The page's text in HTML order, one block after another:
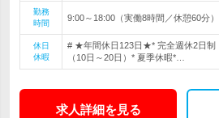
勤務
時間
9:00～18:00（実働8時間／休憩60分
休日
休暇
# ★年間休日123日★* 完全週休2日制
（10日～20日）* 夏季休暇*…
求人詳細を見る